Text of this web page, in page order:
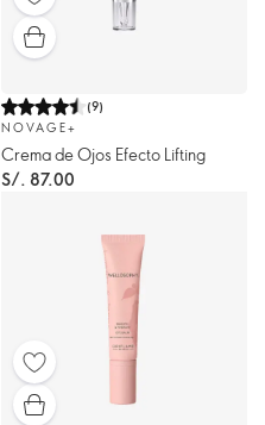
(9)
NOVAGE+
Crema de Ojos Efecto Lifting
S/. 87.00